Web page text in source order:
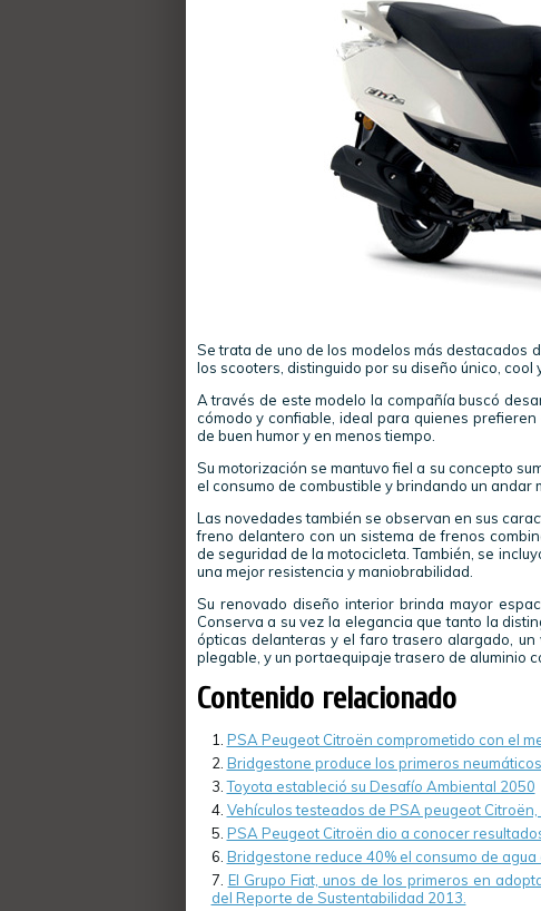
Se trata de uno de los modelos más destacados
los scooters, distinguido por su diseño único, cool
A través de este modelo la compañía buscó
cómodo y confiable, ideal para quienes
de buen humor y en menos tiempo.
Su motorización se mantuvo fiel a su concepto
el consumo de combustible y brindando un andar
Las novedades también se observan en sus
freno delantero con un sistema de frenos
de seguridad de la motocicleta. También, se
una mejor resistencia y maniobrabilidad.
Su renovado diseño interior brinda mayor
Conserva a su vez la elegancia que tanto la
ópticas delanteras y el faro trasero alargado,
plegable, y un portaequipaje trasero de aluminio
Contenido relacionado
PSA Peugeot Citroën comprometido con el
Bridgestone produce los primeros
Toyota estableció su Desafío Ambiental 2050
Vehículos testeados de PSA peugeot
PSA Peugeot Citroën dio a conocer
Bridgestone reduce 40% el consumo de
El Grupo Fiat, unos de los primeros en
del Reporte de Sustentabilidad 2013.